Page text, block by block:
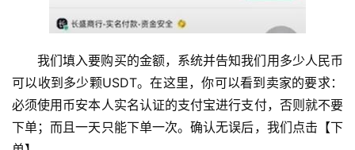
我们填入要购买的金额，系统并告知我们用多少人民币
可以收到多少颗USDT。在这里，你可以看到卖家的要求：
必须使用币安本人实名认证的支付宝进行支付，否则就不要
下单；而且一天只能下单一次。确认无误后，我们点击【下